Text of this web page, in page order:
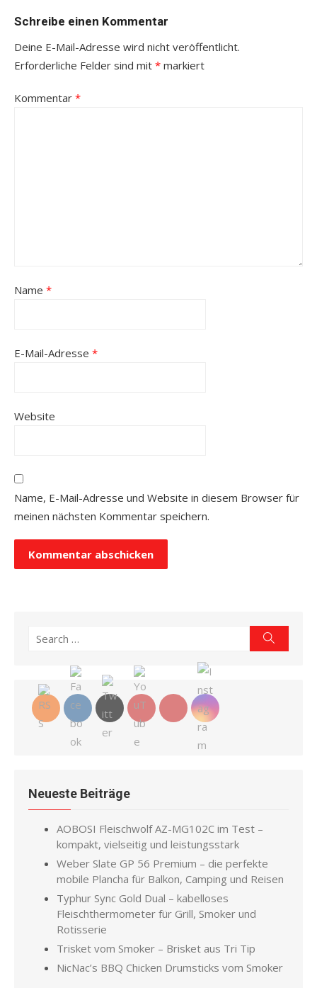
Schreibe einen Kommentar
Deine E-Mail-Adresse wird nicht veröffentlicht.
Erforderliche Felder sind mit * markiert
Kommentar *
Name *
E-Mail-Adresse *
Website
Name, E-Mail-Adresse und Website in diesem Browser für
meinen nächsten Kommentar speichern.
Search
Neueste Beiträge
AOBOSI Fleischwolf AZ-MG102C im Test –
kompakt, vielseitig und leistungsstark
Weber Slate GP 56 Premium – die perfekte
mobile Plancha für Balkon, Camping und Reisen
Typhur Sync Gold Dual – kabelloses
Fleischthermometer für Grill, Smoker und
Rotisserie
Trisket vom Smoker – Brisket aus Tri Tip
NicNac’s BBQ Chicken Drumsticks vom Smoker